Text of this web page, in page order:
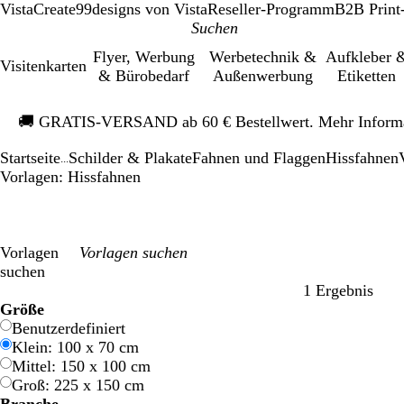
VistaCreate99designs von VistaReseller-ProgrammB2B
Visitenkarten
Flyer, Werbung
& Bürobedarf
Werbetechnik &
Außenwerbung
Aufkleber
Etiketten
🚚 GRATIS-VERSAND ab 60 € Bestellwert. Mehr
1
Startseite Schilder & PlakateFahnen und FlaggenHissfahnen
Vorlagen: Hissfahnen
Vorlagen
suchen
1 Ergebnis
Filter
Größe
Benutzerdefiniert
Klein: 100 x 70 cm
Mittel: 150 x 100 cm
Groß: 225 x 150 cm